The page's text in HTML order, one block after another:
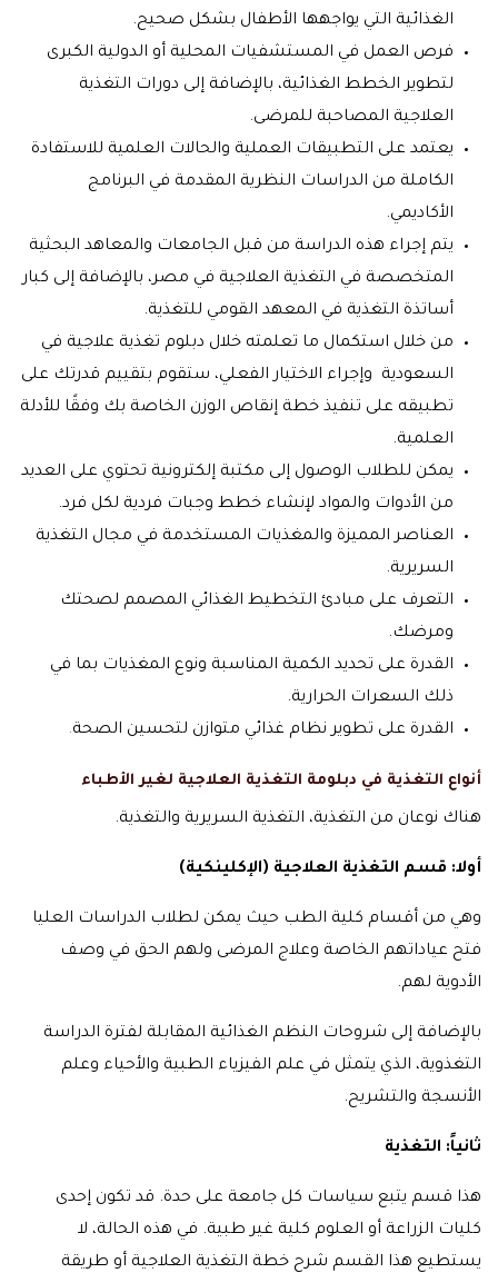
الغذائية التي يواجهها الأطفال بشكل صحيح.
فرص العمل في المستشفيات المحلية أو الدولية الكبرى
لتطوير الخطط الغذائية، بالإضافة إلى دورات التغذية
العلاجية المصاحبة للمرضى.
يعتمد على التطبيقات العملية والحالات العلمية للاستفادة
الكاملة من الدراسات النظرية المقدمة في البرنامج
الأكاديمي.
يتم إجراء هذه الدراسة من قبل الجامعات والمعاهد البحثية
المتخصصة في التغذية العلاجية في مصر، بالإضافة إلى كبار
أساتذة التغذية في المعهد القومي للتغذية.
من خلال استكمال ما تعلمته خلال دبلوم تغذية علاجية في
السعودية وإجراء الاختيار الفعلي، ستقوم بتقييم قدرتك على
تطبيقه على تنفيذ خطة إنقاص الوزن الخاصة بك وفقًا للأدلة
العلمية.
يمكن للطلاب الوصول إلى مكتبة إلكترونية تحتوي على العديد
من الأدوات والمواد لإنشاء خطط وجبات فردية لكل فرد.
العناصر المميزة والمغذيات المستخدمة في مجال التغذية
السريرية.
التعرف على مبادئ التخطيط الغذائي المصمم لصحتك
ومرضك.
القدرة على تحديد الكمية المناسبة ونوع المغذيات بما في
ذلك السعرات الحرارية.
القدرة على تطوير نظام غذائي متوازن لتحسين الصحة.
أنواع التغذية في دبلومة التغذية العلاجية لغير الأطباء
هناك نوعان من التغذية، التغذية السريرية والتغذية.
أولا: قسم التغذية العلاجية (الإكلينكية)
وهي من أقسام كلية الطب حيث يمكن لطلاب الدراسات العليا
فتح عياداتهم الخاصة وعلاج المرضى ولهم الحق في وصف
الأدوية لهم.
بالإضافة إلى شروحات النظم الغذائية المقابلة لفترة الدراسة
التغذوية، الذي يتمثل في علم الفيزياء الطبية والأحياء وعلم
الأنسجة والتشريح.
ثانياً: التغذية
هذا قسم يتبع سياسات كل جامعة على حدة. قد تكون إحدى
كليات الزراعة أو العلوم كلية غير طبية. في هذه الحالة، لا
يستطيع هذا القسم شرح خطة التغذية العلاجية أو طريقة